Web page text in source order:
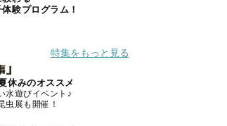
験プログラム！
特集をもっと見る
休みのオススメ
水遊びイベント♪
虫展も開催！